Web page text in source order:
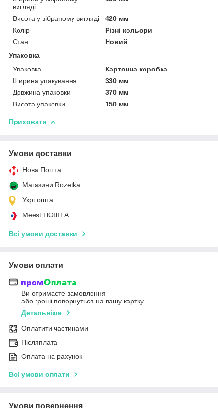
вигляді
Висота у зібраному вигляді
420 мм
Колір
Різні кольори
Стан
Новий
Упаковка
Упаковка
Картонна коробка
Ширина упакування
330 мм
Довжина упаковки
370 мм
Висота упаковки
150 мм
Приховати
Умови доставки
Нова Пошта
Магазини Rozetka
Укрпошта
Meest ПОШТА
Всі умови доставки
Умови оплати
Ви отримаєте замовлення
або гроші повернуться на вашу картку
Детальніше
Оплатити частинами
Післяплата
Оплата на рахунок
Всі умови оплати
Умови повернення